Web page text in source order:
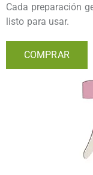
Cada preparación
listo para usar.
COMPRAR